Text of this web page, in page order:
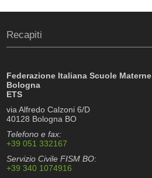
Recapiti
Federazione Italiana Scuole Materne
Bologna
ETS
via Alfredo Calzoni 6/D
40128 Bologna BO
Telefono e fax:
+39 051 332167
Servizio Civile FISM BO:
+39 340 1074916